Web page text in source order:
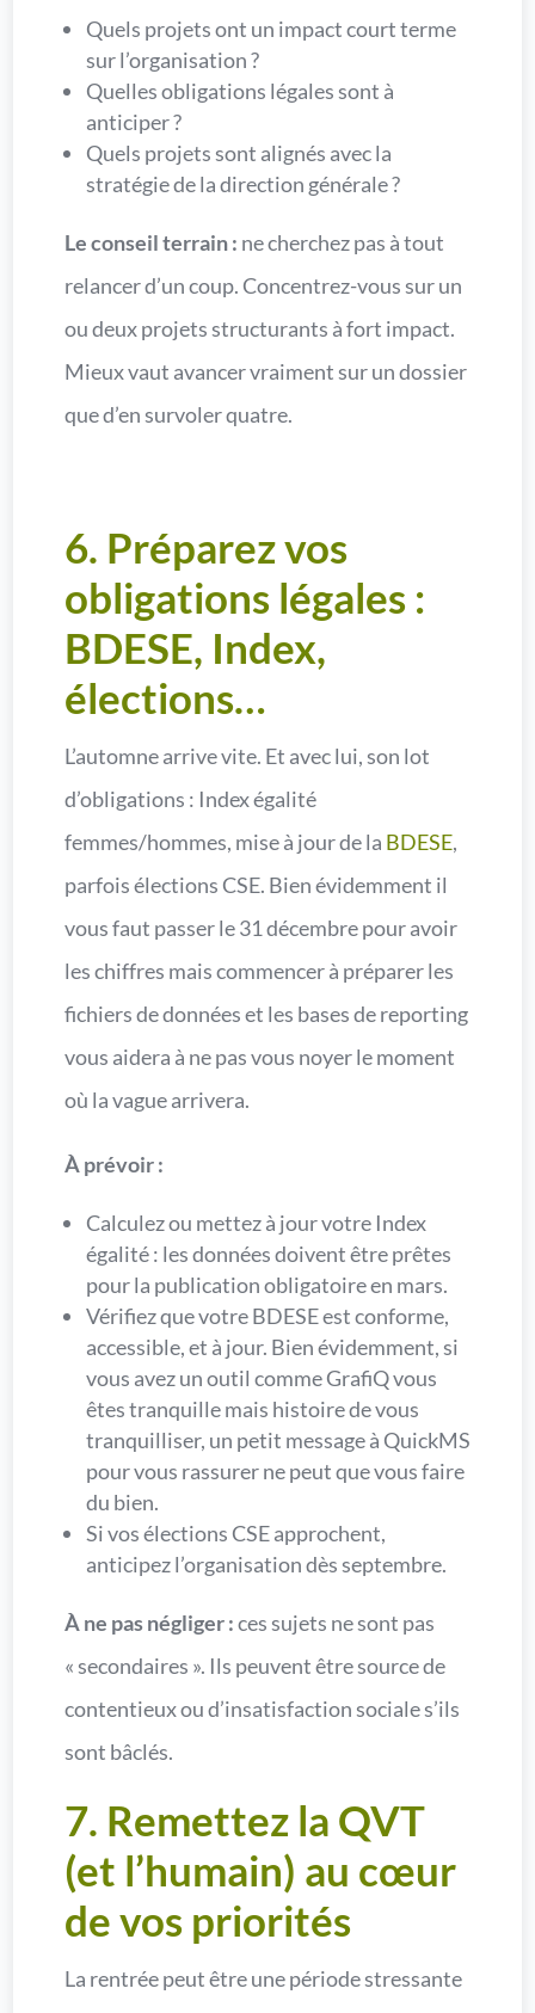
Quels projets ont un impact court terme
sur l’organisation ?
Quelles obligations légales sont à
anticiper ?
Quels projets sont alignés avec la
stratégie de la direction générale ?
Le conseil terrain : ne cherchez pas à tout
relancer d’un coup. Concentrez-vous sur un
ou deux projets structurants à fort impact.
Mieux vaut avancer vraiment sur un dossier
que d’en survoler quatre.
6. Préparez vos
obligations légales :
BDESE, Index,
élections…
L’automne arrive vite. Et avec lui, son lot
d’obligations : Index égalité
femmes/hommes, mise à jour de la BDESE,
parfois élections CSE. Bien évidemment il
vous faut passer le 31 décembre pour avoir
les chiffres mais commencer à préparer les
fichiers de données et les bases de reporting
vous aidera à ne pas vous noyer le moment
où la vague arrivera.
À prévoir :
Calculez ou mettez à jour votre Index
égalité : les données doivent être prêtes
pour la publication obligatoire en mars.
Vérifiez que votre BDESE est conforme,
accessible, et à jour. Bien évidemment, si
vous avez un outil comme GrafiQ vous
êtes tranquille mais histoire de vous
tranquilliser, un petit message à QuickMS
pour vous rassurer ne peut que vous faire
du bien.
Si vos élections CSE approchent,
anticipez l’organisation dès septembre.
À ne pas négliger :ces sujets ne sont pas
« secondaires ». Ils peuvent être source de
contentieux ou d’insatisfaction sociale s’ils
sont bâclés.
7. Remettez la QVT
(et l’humain) au cœur
de vos priorités
La rentrée peut être une période stressante